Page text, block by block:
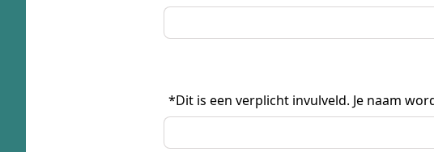
*Dit is een verplicht invulveld. Je naam